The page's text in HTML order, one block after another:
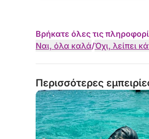
Βρήκατε όλες τις
Ναι, όλα καλά/Όχι, λείπει
Περισσότερες